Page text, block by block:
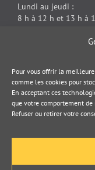
Pour vous offrir la
comme les cookies pour
En acceptant ces
que votre comportement
Refuser ou retirer votre
Lundi au jeudi :
8 h à 12 h et 13 h à
DOCUMENT
Politique de cookies